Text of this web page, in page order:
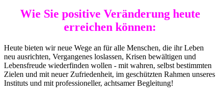
Wie Sie positive Veränderung heute
erreichen können:
Heute bieten wir neue Wege an für alle Menschen, die ihr Leben
neu ausrichten, Vergangenes loslassen, Krisen bewältigen und
Lebensfreude wiederfinden wollen - mit wahren, selbst bestimmten
Zielen und mit neuer Zufriedenheit, im geschützten Rahmen unseres
Instituts und mit professioneller, achtsamer Begleitung!